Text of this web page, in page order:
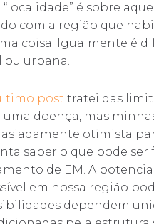
“localidade” é sobre
com a região que
coisa. Igualmente é
ou urbana.
post tratei das
uma doença, mas
otimista
saber o que pode
de EM. A
em nossa região
dependem